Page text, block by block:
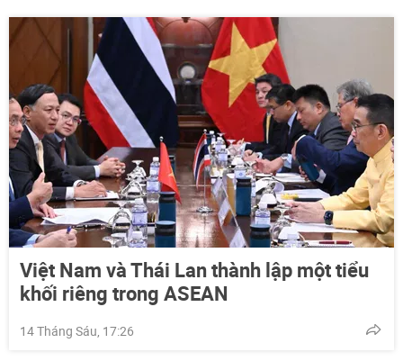
Việt Nam và Thái Lan thành lập một tiểu
khối riêng trong ASEAN
14 Tháng Sáu, 17:26